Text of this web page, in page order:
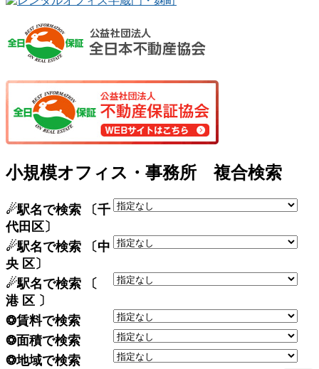
小規模オフィス・事務所 複合検索
☄駅名で検索 〔千
代田区〕
☄駅名で検索 〔中
央 区〕
☄駅名で検索 〔
港 区 〕
❂賃料で検索
❂面積で検索
❂地域で検索